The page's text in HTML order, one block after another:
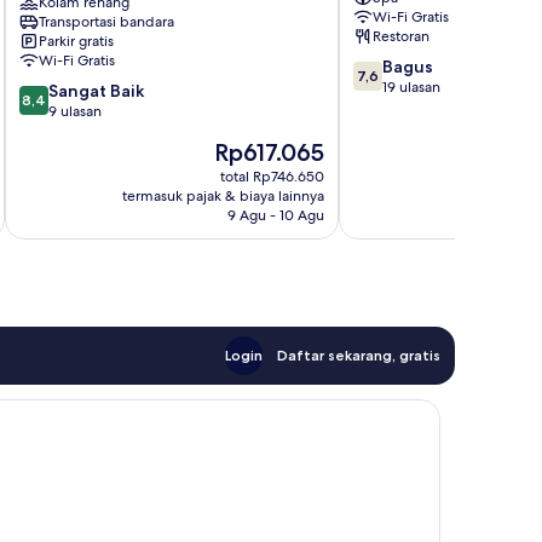
Batu
Batu
Transportasi bandara
Parkir gratis
Wi-Fi Gratis
8.4
dari
8,4 Sangat Baik
9 ulasan
Harga
sekarang
Rp617.065
Rp617.065
total Rp746.650
termasuk pajak & biaya lainnya
9 Agu - 10 Agu
BatuWi-Fi Gratis
Restoran
7.6
dari
7,6 Bagus
19 ulasan
Login Daftar sekarang, gratis